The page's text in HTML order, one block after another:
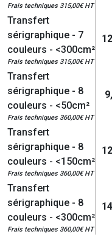
Frais techniques 315,00€ HT
Transfert
sérigraphique - 7
couleurs - <300cm²
Frais techniques 315,00€ HT
Transfert
sérigraphique - 8
couleurs - <50cm²
Frais techniques 360,00€ HT
Transfert
sérigraphique - 8
couleurs - <150cm²
Frais techniques 360,00€ HT
Transfert
sérigraphique - 8
couleurs - <300cm²
Frais techniques 360,00€ HT